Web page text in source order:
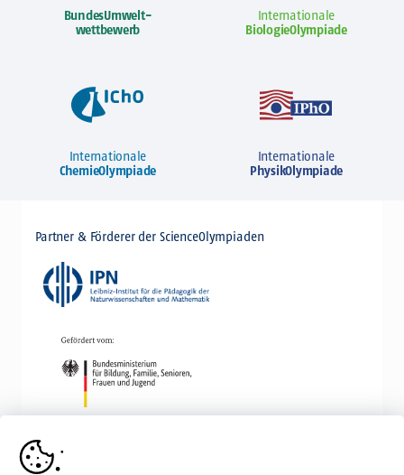
BundesUmwelt-
wettbewerb
Internationale
BiologieOlympiade
Internationale
ChemieOlympiade
Internationale
PhysikOlympiade
Partner & Förderer der ScienceOlympiaden